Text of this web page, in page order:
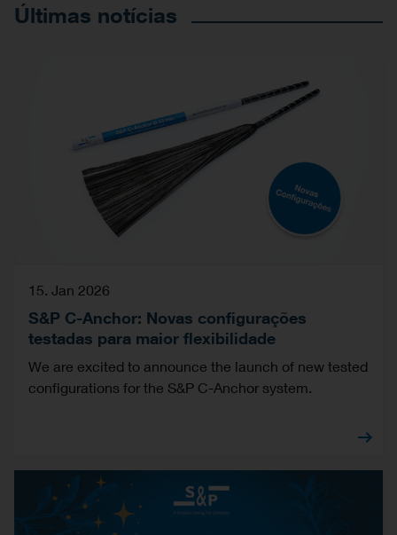
Últimas notícias
15. Jan 2026
S&P C-Anchor: Novas configurações
testadas para maior flexibilidade
We are excited to announce the launch of new tested
configurations for the S&P C-Anchor system.